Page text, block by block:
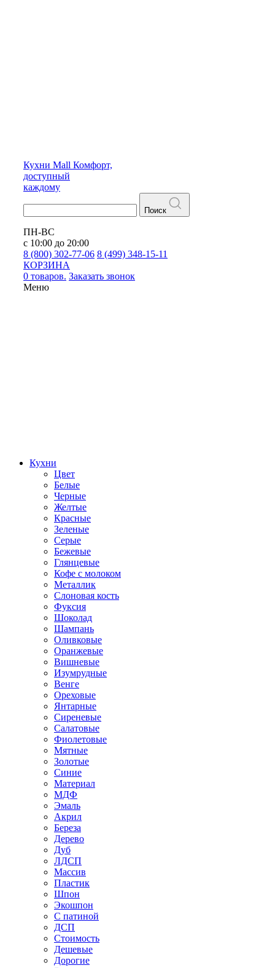
Кухни Mall Комфорт,
доступный
каждому
Поиск
ПН-ВС
с 10:00 до 20:00
8 (800) 302-77-06 8 (499) 348-15-11
КОРЗИНА
0 товаров. Заказать звонок
Меню
Кухни
Цвет
Белые
Черные
Желтые
Красные
Зеленые
Серые
Бежевые
Глянцевые
Кофе с молоком
Металлик
Слоновая кость
Фуксия
Шоколад
Шампань
Оливковые
Оранжевые
Вишневые
Изумрудные
Венге
Ореховые
Янтарные
Сиреневые
Салатовые
Фиолетовые
Мятные
Золотые
Синие
Материал
МДФ
Эмаль
Акрил
Береза
Дерево
Дуб
ЛДСП
Массив
Пластик
Шпон
Экошпон
С патиной
ДСП
Стоимость
Дешевые
Дорогие